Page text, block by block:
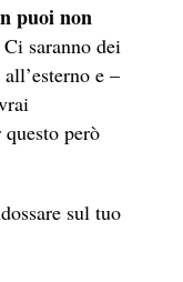
puoi non
Ci saranno dei
e –
però
sul tuo